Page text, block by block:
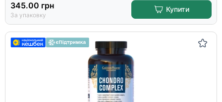
345.00 грн
За упаковку
Купити